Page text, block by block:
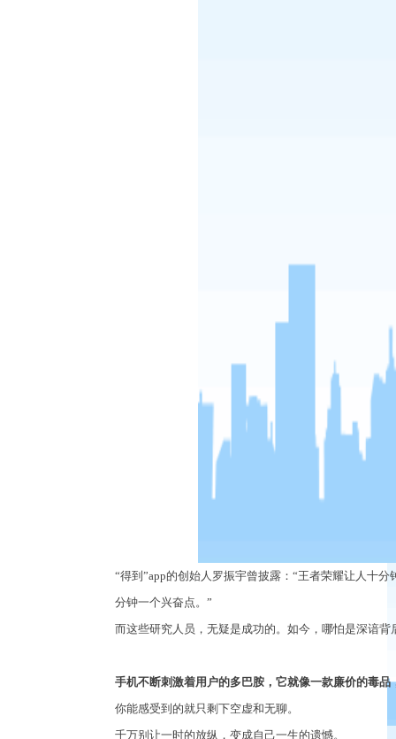
“得到”app的创始人罗振宇曾披露：“王者荣耀让人十
分钟一个兴奋点。”
而这些研究人员，无疑是成功的。如今，哪怕是深谙
手机不断刺激着用户的多巴胺，它就像一款廉价的毒
你能感受到的就只剩下空虚和无聊。
千万别让一时的放纵，变成自己一生的遗憾。